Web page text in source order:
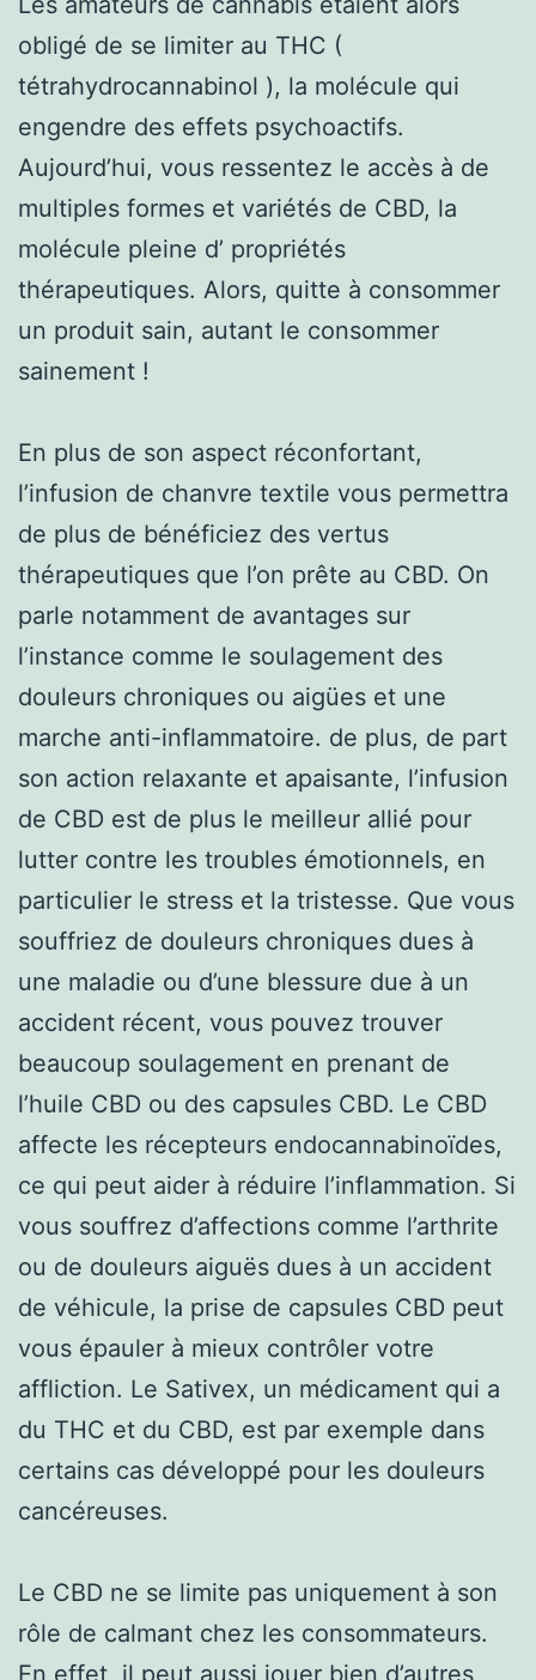
obligé de se limiter au THC (
tétrahydrocannabinol ), la molécule qui
engendre des effets psychoactifs.
Aujourd’hui, vous ressentez le accès à de
multiples formes et variétés de CBD, la
molécule pleine d’ propriétés
thérapeutiques. Alors, quitte à consommer
un produit sain, autant le consommer
sainement !
En plus de son aspect réconfortant,
l’infusion de chanvre textile vous permettra
de plus de bénéficiez des vertus
thérapeutiques que l’on prête au CBD. On
parle notamment de avantages sur
l’instance comme le soulagement des
douleurs chroniques ou aigües et une
marche anti-inflammatoire. de plus, de part
son action relaxante et apaisante, l’infusion
de CBD est de plus le meilleur allié pour
lutter contre les troubles émotionnels, en
particulier le stress et la tristesse. Que vous
souffriez de douleurs chroniques dues à
une maladie ou d’une blessure due à un
accident récent, vous pouvez trouver
beaucoup soulagement en prenant de
l’huile CBD ou des capsules CBD. Le CBD
affecte les récepteurs endocannabinoïdes,
ce qui peut aider à réduire l’inflammation. Si
vous souffrez d’affections comme l’arthrite
ou de douleurs aiguës dues à un accident
de véhicule, la prise de capsules CBD peut
vous épauler à mieux contrôler votre
affliction. Le Sativex, un médicament qui a
du THC et du CBD, est par exemple dans
certains cas développé pour les douleurs
cancéreuses.
Le CBD ne se limite pas uniquement à son
rôle de calmant chez les consommateurs.
En effet, il peut aussi jouer bien d’autres